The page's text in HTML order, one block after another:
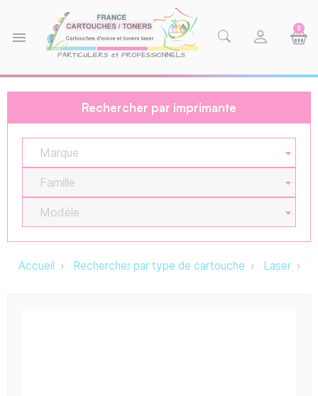
menu
0
Rechercher par imprimante
Marque
Famille
Modèle
Accueil Rechercher par type de cartouche Laser